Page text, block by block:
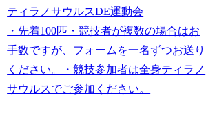
ティラノサウルスDE運動会
・先着100匹・競技者が複数の場合はお
手数ですが、フォームを一名ずつお送り
ください。・競技参加者は全身ティラノ
サウルスでご参加ください。